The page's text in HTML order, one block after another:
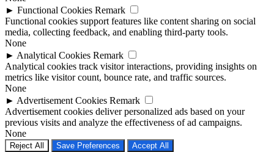
► Functional Cookies Remark
Functional cookies support features like content sharing on social
media, collecting feedback, and enabling third-party tools.
None
► Analytical Cookies Remark
Analytical cookies track visitor interactions, providing insights on
metrics like visitor count, bounce rate, and traffic sources.
None
► Advertisement Cookies Remark
Advertisement cookies deliver personalized ads based on your
previous visits and analyze the effectiveness of ad campaigns.
None
Reject All Save Preferences Accept All